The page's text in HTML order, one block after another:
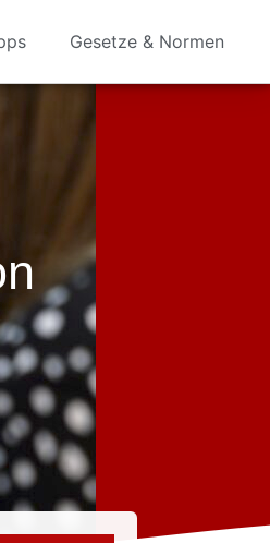
Gesetze & Normen